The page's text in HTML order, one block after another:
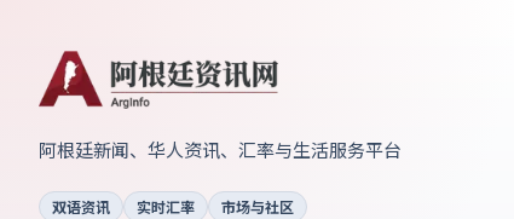
阿根廷新闻、华人资讯、汇率与生活服务平台
双语资讯 实时汇率 市场与社区